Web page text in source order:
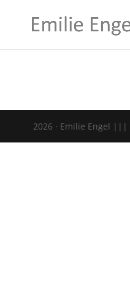
2026 · Emilie Engel |||